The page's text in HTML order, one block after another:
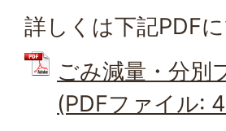
詳しくは下記PDF
ごみ減量・分別
(PDFファイル: